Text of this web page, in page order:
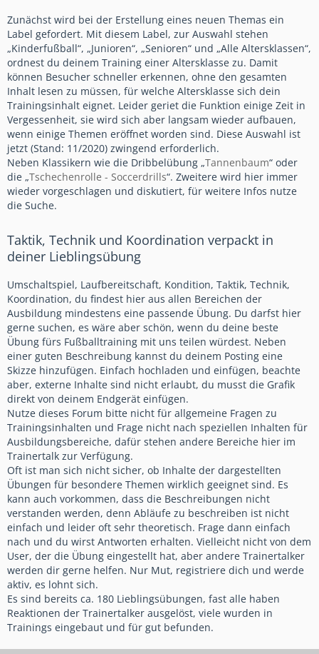
Zunächst wird bei der Erstellung eines neuen Themas ein
Label gefordert. Mit diesem Label, zur Auswahl stehen
„Kinderfußball“, „Junioren“, „Senioren“ und „Alle Altersklassen“,
ordnest du deinem Training einer Altersklasse zu. Damit
können Besucher schneller erkennen, ohne den gesamten
Inhalt lesen zu müssen, für welche Altersklasse sich dein
Trainingsinhalt eignet. Leider geriet die Funktion einige Zeit in
Vergessenheit, sie wird sich aber langsam wieder aufbauen,
wenn einige Themen eröffnet worden sind. Diese Auswahl ist
jetzt (Stand: 11/2020) zwingend erforderlich.
Neben Klassikern wie die Dribbelübung „Tannenbaum“ oder
die „Tschechenrolle - Soccerdrills“. Zweitere wird hier immer
wieder vorgeschlagen und diskutiert, für weitere Infos nutze
die Suche.
Taktik, Technik und Koordination verpackt in
deiner Lieblingsübung
Umschaltspiel, Laufbereitschaft, Kondition, Taktik, Technik,
Koordination, du findest hier aus allen Bereichen der
Ausbildung mindestens eine passende Übung. Du darfst hier
gerne suchen, es wäre aber schön, wenn du deine beste
Übung fürs Fußballtraining mit uns teilen würdest. Neben
einer guten Beschreibung kannst du deinem Posting eine
Skizze hinzufügen. Einfach hochladen und einfügen, beachte
aber, externe Inhalte sind nicht erlaubt, du musst die Grafik
direkt von deinem Endgerät einfügen.
Nutze dieses Forum bitte nicht für allgemeine Fragen zu
Trainingsinhalten und Frage nicht nach speziellen Inhalten für
Ausbildungsbereiche, dafür stehen andere Bereiche hier im
Trainertalk zur Verfügung.
Oft ist man sich nicht sicher, ob Inhalte der dargestellten
Übungen für besondere Themen wirklich geeignet sind. Es
kann auch vorkommen, dass die Beschreibungen nicht
verstanden werden, denn Abläufe zu beschreiben ist nicht
einfach und leider oft sehr theoretisch. Frage dann einfach
nach und du wirst Antworten erhalten. Vielleicht nicht von dem
User, der die Übung eingestellt hat, aber andere Trainertalker
werden dir gerne helfen. Nur Mut, registriere dich und werde
aktiv, es lohnt sich.
Es sind bereits ca. 180 Lieblingsübungen, fast alle haben
Reaktionen der Trainertalker ausgelöst, viele wurden in
Trainings eingebaut und für gut befunden.